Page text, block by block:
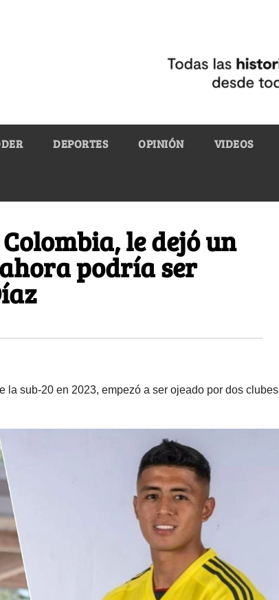
DEPORTES OPINIÓN VIDEOS
le dejó un
podría ser
la sub-20 en 2023, empezó a ser ojeado por dos clubes